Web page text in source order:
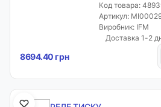
Код товара:
Артикул:
Виробник: IFM
Доставка 1-2
8694.40 грн